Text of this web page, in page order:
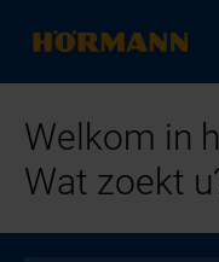
Welkom in
Wat zoekt